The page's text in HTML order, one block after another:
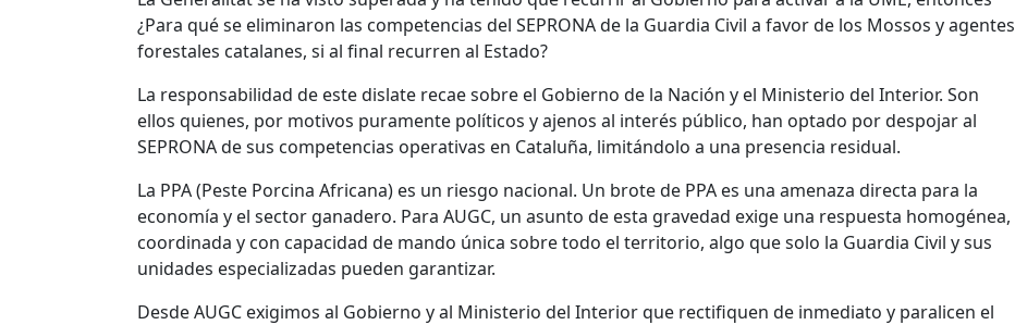
¿Para qué se eliminaron las competencias del SEPRONA de la Guardia Civil a favor de los Mossos y agentes
forestales catalanes, si al final recurren al Estado?
La responsabilidad de este dislate recae sobre el Gobierno de la Nación y el Ministerio del Interior. Son
ellos quienes, por motivos puramente políticos y ajenos al interés público, han optado por despojar al
SEPRONA de sus competencias operativas en Cataluña, limitándolo a una presencia residual.
La PPA (Peste Porcina Africana) es un riesgo nacional. Un brote de PPA es una amenaza directa para la
economía y el sector ganadero. Para AUGC, un asunto de esta gravedad exige una respuesta homogénea,
coordinada y con capacidad de mando única sobre todo el territorio, algo que solo la Guardia Civil y sus
unidades especializadas pueden garantizar.
Desde AUGC exigimos al Gobierno y al Ministerio del Interior que rectifiquen de inmediato y paralicen el